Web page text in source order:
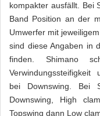
kompakter ausfällt. Bei
Band Position an der
Umwerfer mit
sind diese Angaben in
finden. Shimano
bei Downswing. Bei
Downswing, High
Topswing dann Low